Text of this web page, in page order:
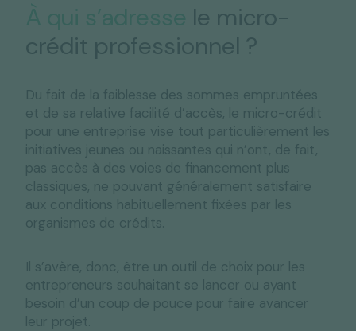
À qui s’adresse le micro-
crédit professionnel ?
Du fait de la faiblesse des sommes empruntées
et de sa relative facilité d’accès, le micro-crédit
pour une entreprise vise tout particulièrement les
initiatives jeunes ou naissantes qui n’ont, de fait,
pas accès à des voies de financement plus
classiques, ne pouvant généralement satisfaire
aux conditions habituellement fixées par les
organismes de crédits.
Il s’avère, donc, être un outil de choix pour les
entrepreneurs souhaitant se lancer ou ayant
besoin d’un coup de pouce pour faire avancer
leur projet.